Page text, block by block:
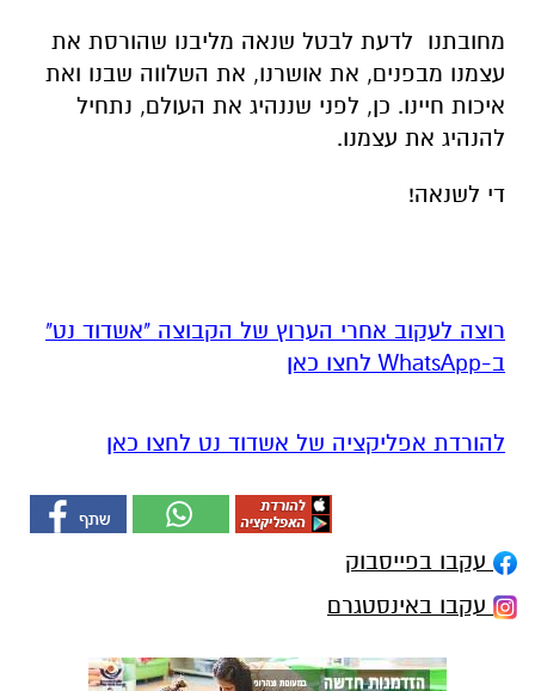
מחובתנו לדעת לבטל שנאה מליבנו שהורסת את
עצמנו מבפנים, את אושרנו, את השלווה שבנו ואת
איכות חיינו. כן, לפני שננהיג את העולם, נתחיל
להנהיג את עצמנו.
די לשנאה!
רוצה לעקוב אחרי הערוץ של הקבוצה "אשדוד נט"
ב-WhatsApp לחצו כאן
להורדת אפליקציה של אשדוד נט לחצו כאן
עקבו בפייסבוק
עקבו באינסטגרם